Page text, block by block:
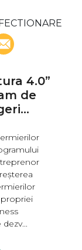
4.0”
de